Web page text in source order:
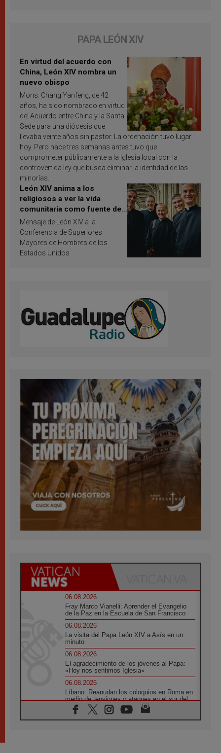
PAPA LEÓN XIV
En virtud del acuerdo con
China, León XIV nombra un
nuevo obispo
Mons. Chang Yanfeng, de 42
años, ha sido nombrado en virtud
del Acuerdo entre China y la Santa
Sede para una diócesis que
llevaba veinte años sin pastor. La ordenación tuvo lugar
hoy. Pero hace tres semanas antes tuvo que
comprometer públicamente a la Iglesia local con la
controvertida ley que busca eliminar la identidad de las
minorías.
León XIV anima a los
religiosos a ver la vida
comunitaria como fuente de
inspiración y santificación
Mensaje de León XIV a la
Conferencia de Superiores
Mayores de Hombres de los
Estados Unidos
06.08.2026
Fray Marco Vianelli: Aprender el Evangelio
de la Paz en la Escuela de San Francisco
06.08.2026
La visita del Papa León XIV a Asís en un
minuto
06.08.2026
El agradecimiento de los jóvenes al Papa:
«Hoy nos sentimos Iglesia»
06.08.2026
Líbano: Reanudan los coloquios en Roma en
medio de tensiones y ataques en el sur del
país
06.08.2026